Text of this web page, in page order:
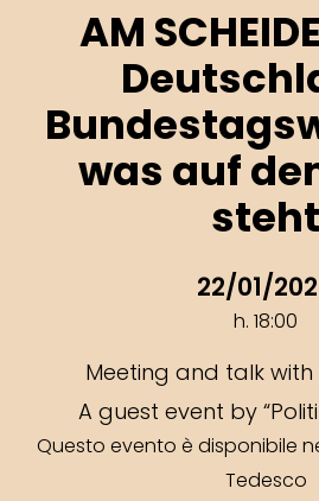
AM
was auf
steht
22/01/
h. 18:00
Meeting and talk with
A guest event by
Questo evento è disponibile
Tedesco